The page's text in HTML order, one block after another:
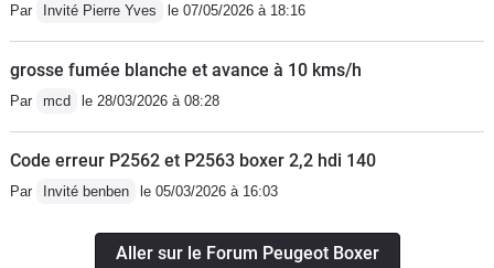
Par Invité Pierre Yves le 07/05/2026 à 18:16
grosse fumée blanche et avance à 10 kms/h
Par mcd le 28/03/2026 à 08:28
Code erreur P2562 et P2563 boxer 2,2 hdi 140
Par Invité benben le 05/03/2026 à 16:03
Aller sur le Forum Peugeot Boxer